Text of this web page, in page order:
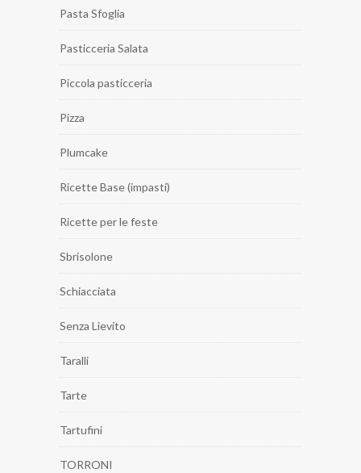
Pasta Sfoglia
Pasticceria Salata
Piccola pasticceria
Pizza
Plumcake
Ricette Base (impasti)
Ricette per le feste
Sbrisolone
Schiacciata
Senza Lievito
Taralli
Tarte
Tartufini
TORRONI